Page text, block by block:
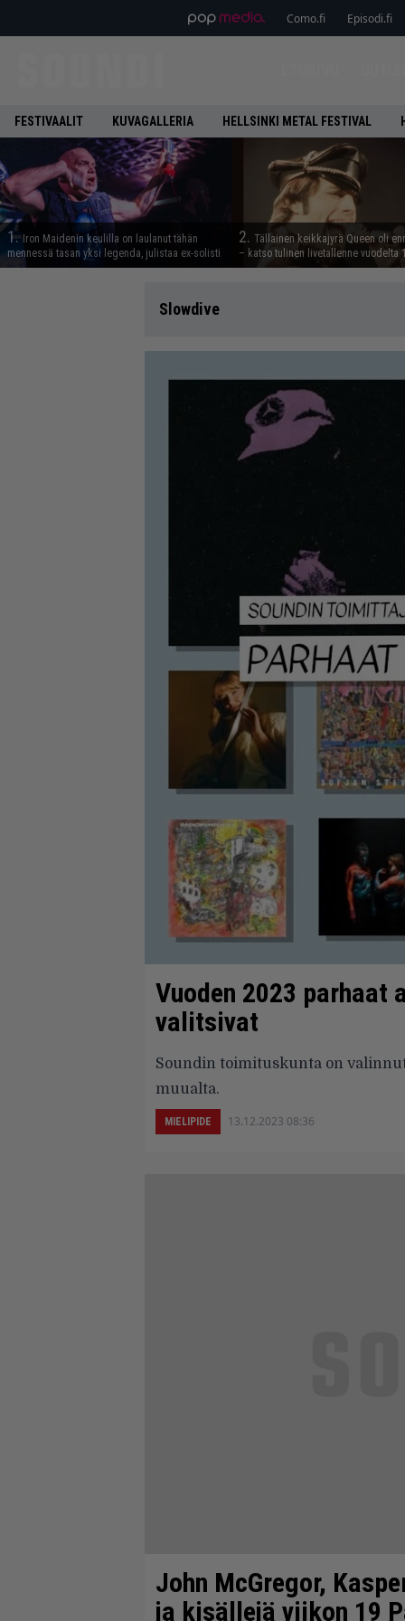
Como.fi Episodi.fi
FESTIVAALIT KUVAGALLERIA HELLSINKI METAL FESTIVAL
1. Iron Maidenin keulilla on laulanut tähän
mennessä tasan yksi legenda, julistaa ex-solisti
2. Tällainen keikkajyrä Queen oli
– katso tulinen livetallenne vuodelta
Slowdive
Vuoden 2023
valitsivat
Soundin toimituskunta on
muualta.
MIELIPIDE 13.12.2023 08:36
John McGregor,
ja kisällejä viikon 19